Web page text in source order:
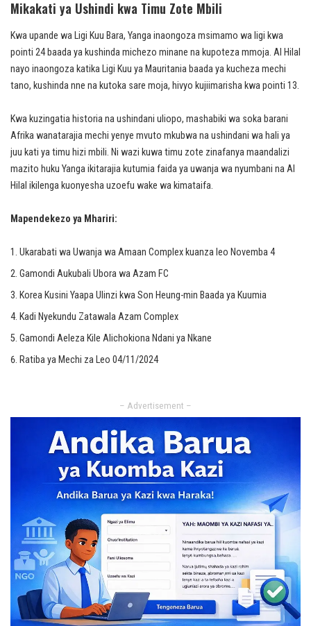
Mikakati ya Ushindi kwa Timu Zote Mbili
Kwa upande wa Ligi Kuu Bara, Yanga inaongoza msimamo wa ligi kwa
pointi 24 baada ya kushinda michezo minane na kupoteza mmoja. Al Hilal
nayo inaongoza katika Ligi Kuu ya Mauritania baada ya kucheza mechi
tano, kushinda nne na kutoka sare moja, hivyo kujiimarisha kwa pointi 13.
Kwa kuzingatia historia na ushindani uliopo, mashabiki wa soka barani
Afrika wanatarajia mechi yenye mvuto mkubwa na ushindani wa hali ya
juu kati ya timu hizi mbili. Ni wazi kuwa timu zote zinafanya maandalizi
mazito huku Yanga ikitarajia kutumia faida ya uwanja wa nyumbani na Al
Hilal ikilenga kuonyesha uzoefu wake wa kimataifa.
Mapendekezo ya Mhariri:
Ukarabati wa Uwanja wa Amaan Complex kuanza leo Novemba 4
Gamondi Aukubali Ubora wa Azam FC
Korea Kusini Yaapa Ulinzi kwa Son Heung-min Baada ya Kuumia
Kadi Nyekundu Zatawala Azam Complex
Gamondi Aeleza Kile Alichokiona Ndani ya Nkane
Ratiba ya Mechi za Leo 04/11/2024
– Advertisement –